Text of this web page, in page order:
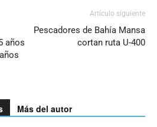
años
Artículo siguiente
Pescadores de Bahía Mansa
cortan ruta U-400
Más del autor